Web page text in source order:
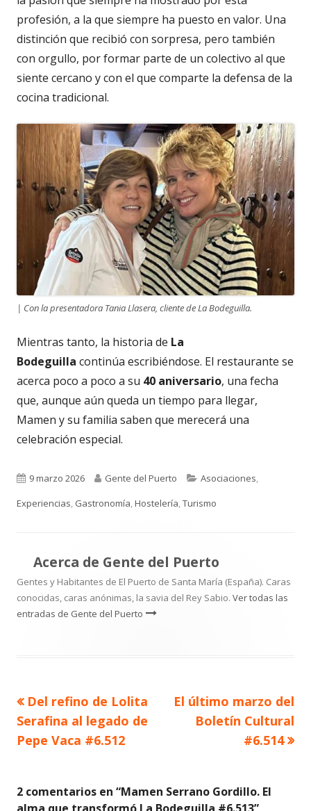
profesión, a la que siempre ha puesto en valor. Una
distinción que recibió con sorpresa, pero también
con orgullo, por formar parte de un colectivo al que
siente cercano y con el que comparte la defensa de la
cocina tradicional.
| Con la presentadora Tania Llasera, cliente de La Bodeguilla.
Mientras tanto, la historia de La
Bodeguilla continúa escribiéndose. El restaurante se
acerca poco a poco a su 40 aniversario, una fecha
que, aunque aún queda un tiempo para llegar,
Mamen y su familia saben que merecerá una
celebración especial.
Publicado
el
9 marzo 2026 Autor
Gente del Puerto Categorías
Asociaciones,
Experiencias, Gastronomía,Hostelería,Turismo
Acerca de Gente del Puerto
Gentes y Habitantes de El Puerto de Santa María (España). Caras
conocidas, caras anónimas, la savia del Rey Sabio. Ver todas las
entradas de Gente del Puerto
Navegación
de
Artículo
anterior
Del refino de Lolita
Serafina al legado de
Pepe Vaca #6.512
Artículo
siguiente
El último marzo del
Boletín Cultural
#6.514
2 comentarios en “Mamen Serrano Gordillo. El